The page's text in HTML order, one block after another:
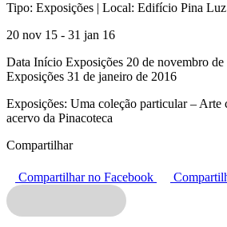
Tipo: Exposições | Local: Edifício Pina Luz
20 nov 15 - 31 jan 16
Data Início Exposições 20 de novembro
Exposições 31 de janeiro de 2016
Exposições: Uma coleção particular – Arte
acervo da Pinacoteca
Compartilhar
Compartilhar no Facebook